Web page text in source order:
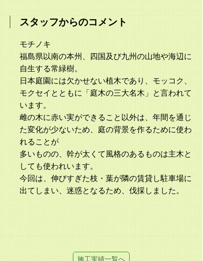
スタッフからのコメント
モチノキ
福島県以南の本州、四国及び九州の山地や海辺に
自生する常緑樹。
日本庭園には欠かせない植木であり、モッコク、
モクセイとともに「庭木の三大名木」と言われて
います。
雌の木に赤い実ができること以外は、年間を通じ
た変化が少ないため、庭の背景を作るために使わ
れることが
多いものの、幹が太くて風格のあるものは主木と
しても使われいます。
今回は、伸びすぎた枝・葉が隣の賃貸し駐車場に
出てしまい、迷惑となるため、伐採しました。
施工実績一覧へ